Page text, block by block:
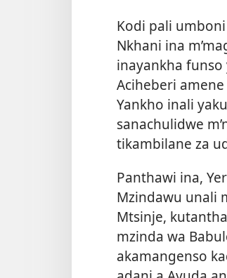
Kodi pali
Nkhani ina
inayankha funso
Aciheberi
Yankho inali
sanachulidwe
tikambilane za
Panthawi ina,
Mzindawu unali
Mtsinje,
mzinda wa
akamangenso